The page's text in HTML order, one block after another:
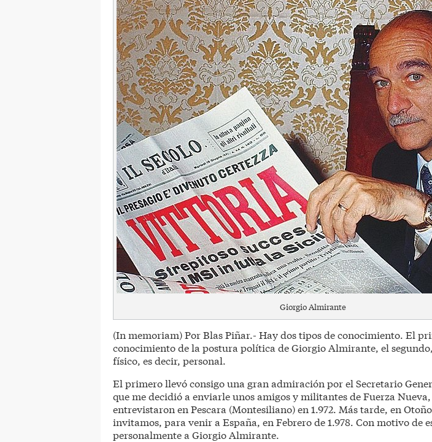
Giorgio Almirante
(In memoriam) Por Blas Piñar.- Hay dos tipos de conocimiento. El
conocimiento de la postura política de Giorgio Almirante, el
físico, es decir, personal.
El primero llevó consigo una gran admiración por el Secretario
que me decidió a enviarle unos amigos y militantes de Fuerza
entrevistaron en Pescara (Montesiliano) en 1.972. Más tarde, en Otoño
invitamos, para venir a España, en Febrero de 1.978. Con motivo de
personalmente a Giorgio Almirante.